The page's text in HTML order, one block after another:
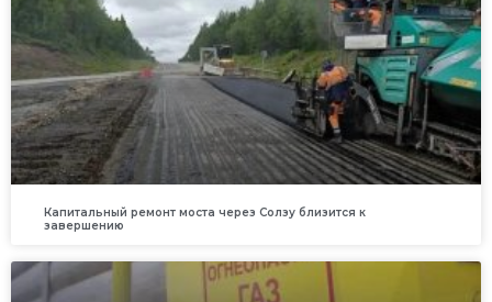
Капитальный ремонт моста через Солзу близится к
завершению